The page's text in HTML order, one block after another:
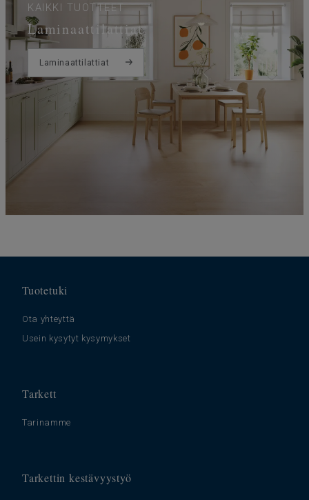
KAIKKI TUOTTEET
Laminaattilattiat
Laminaattilattiat
Tuotetuki
Ota yhteyttä
Usein kysytyt kysymykset
Tarkett
Tarinamme
Tarkettin kestävyystyö